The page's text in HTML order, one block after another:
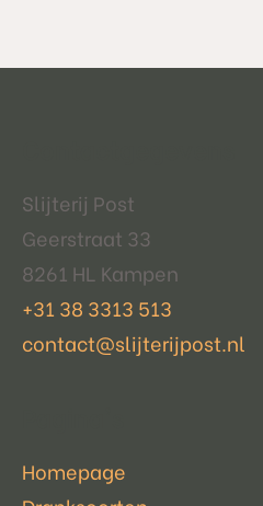
Slijterij Post
Geerstraat 33
8261 HL Kampen
+31 38 3313 513
contact@slijterijpost.nl
Homepage